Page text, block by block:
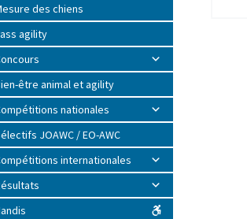
des chiens
agility
être animal et agility
nationales
JOAWC / EO-AWC
internationales